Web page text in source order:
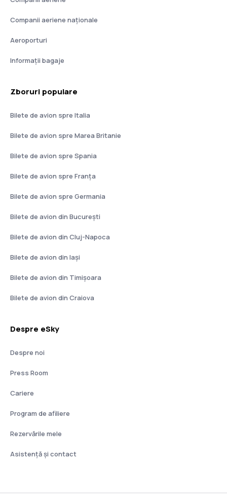
Companii aeriene naţionale
Aeroporturi
Informații bagaje
Zboruri populare
Bilete de avion spre Italia
Bilete de avion spre Marea Britanie
Bilete de avion spre Spania
Bilete de avion spre Franţa
Bilete de avion spre Germania
Bilete de avion din București
Bilete de avion din Cluj-Napoca
Bilete de avion din Iași
Bilete de avion din Timișoara
Bilete de avion din Craiova
Despre eSky
Despre noi
Press Room
Cariere
Program de afiliere
Rezervările mele
Asistenţă şi contact